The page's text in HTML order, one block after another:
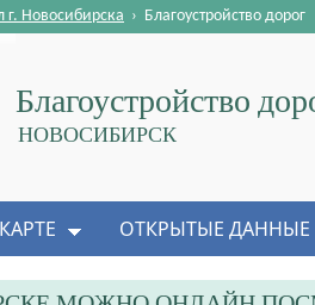
Благоустройство
НОВОСИБИРСК
Новосибирска › Благоустройство дорог
ОТКРЫТЫЕ ДАННЫЕ